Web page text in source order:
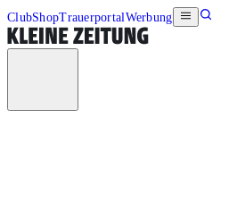
ClubShopTrauerportalWerbung